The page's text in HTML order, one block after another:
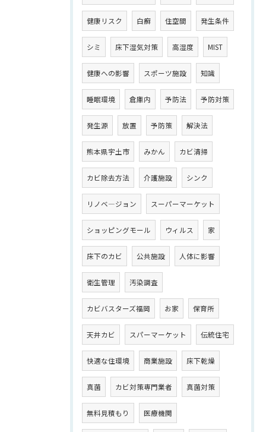
健康リスク 白癬 住空間 発生条件
シミ 床下湿気対策 高湿度 MIST
健康への影響 スポーツ施設 知識
睡眠環境 倉庫内 予防法 予防対策
発生源 放置 予防策 解決法
熊本県宇土市 みかん カビ清掃
カビ除去方法 介護施設 シンク
リノベ―ジョン スーパーマーケット
ショッピングモール ウィルス 家
床下のカビ 公共施設 人体に影響
衛生管理 汚染調査
カビバスターズ福岡 お家 保育所
天井カビ スパーマーケット 伝統住宅
快適な住環境 商業施設 床下乾燥
真菌 カビ対策専門業者 真菌対策
無料見積もり 医療機関